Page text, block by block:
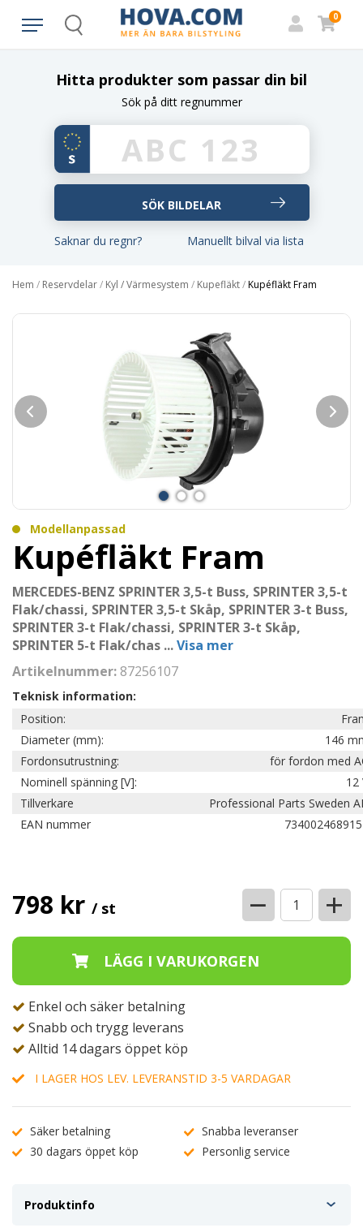
Search
0
Hitta produkter som passar din bil
Sök på ditt regnummer
Saknar du regnr? Manuellt bilval via lista
Hem / Reservdelar/ Kyl / Värmesystem / Kupefläkt/Kupéfläkt Fram
Modellanpassad
Kupéfläkt Fram
MERCEDES-BENZ SPRINTER 3,5-t Buss, SPRINTER 3,5-t
Flak/chassi, SPRINTER 3,5-t Skåp, SPRINTER 3-t Buss,
SPRINTER 3-t Flak/chassi, SPRINTER 3-t Skåp,
SPRINTER 5-t Flak/chas ...Visa mer
Artikelnummer: 87256107
Teknisk information:
Position:
Diameter (mm):
146
Fordonsutrustning:
för fordon med
Nominell spänning [V]:
12
Tillverkare
Professional Parts Sweden
EAN nummer
798 kr / st − +
Enkel och säker betalning
Snabb och trygg leverans
Alltid 14 dagars öppet köp
I LAGER HOS LEV. LEVERANSTID 3-5 VARDAGAR
Säker betalning
Snabba leveranser
30 dagars öppet köp
Personlig service
Produktinfo